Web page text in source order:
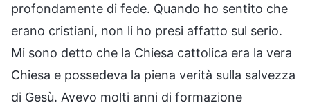
profondamente di fede. Quando ho sentito che
erano cristiani, non li ho presi affatto sul serio.
Mi sono detto che la Chiesa cattolica era la vera
Chiesa e possedeva la piena verità sulla salvezza
di Gesù. Avevo molti anni di formazione